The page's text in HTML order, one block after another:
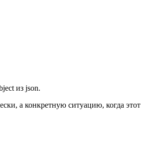
из json.
а конкретную ситуацию, когда